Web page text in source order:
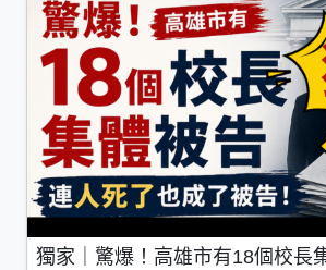
獨家｜驚爆！高雄市有18個校長